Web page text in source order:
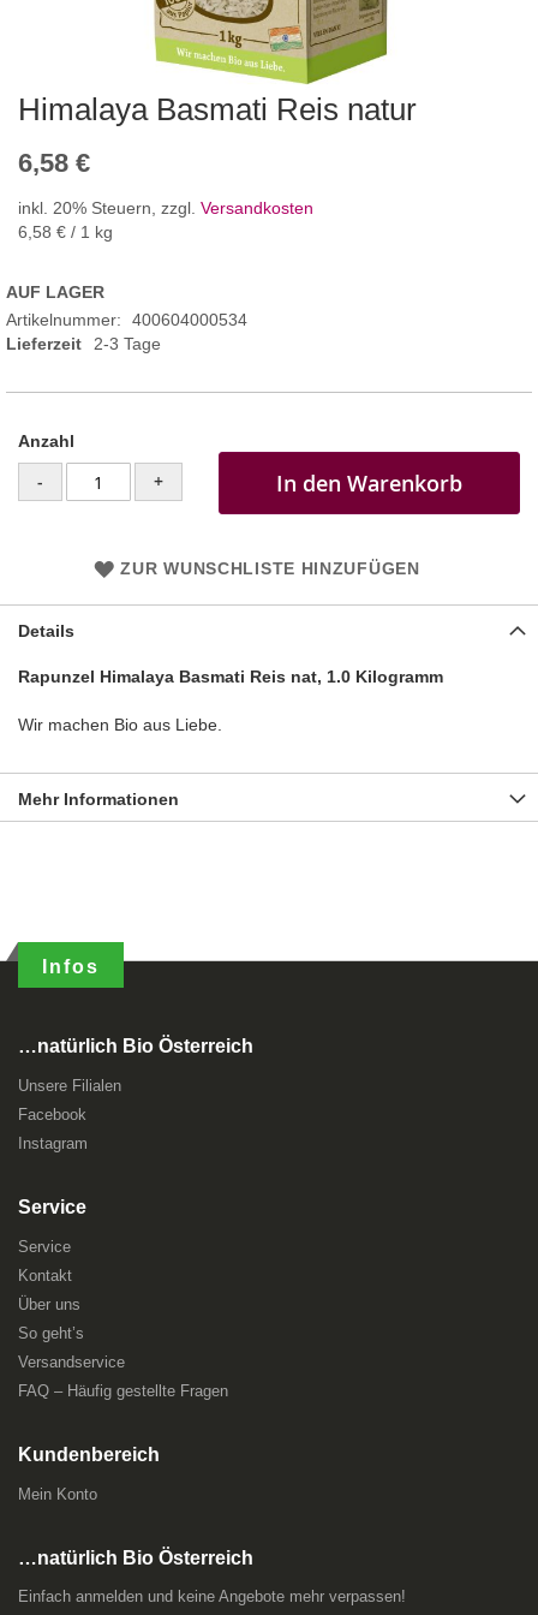
Himalaya Basmati Reis natur
6,58 €
inkl. 20% Steuern, zzgl. Versandkosten
6,58 € / 1 kg
AUF LAGER
Artikelnummer
400604000534
Lieferzeit
2-3 Tage
Anzahl
- + In den Warenkorb
ZUR WUNSCHLISTE HINZUFÜGEN
Details
Rapunzel Himalaya Basmati Reis nat, 1.0 Kilogramm
Wir machen Bio aus Liebe.
Mehr Informationen
Infos
…natürlich Bio Österreich
Unsere Filialen
Facebook
Instagram
Service
Service
Kontakt
Über uns
So geht’s
Versandservice
FAQ – Häufig gestellte Fragen
Kundenbereich
Mein Konto
…natürlich Bio Österreich
Einfach anmelden und keine Angebote mehr verpassen!